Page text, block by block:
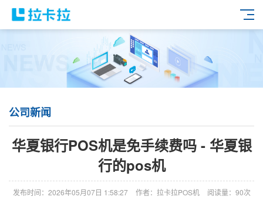
公司新闻
华夏银行POS机是免手续费吗 - 华夏银
行的pos机
发布时间：2026年05月07日 1:58:27 作者：拉卡拉POS机 阅读量：90次